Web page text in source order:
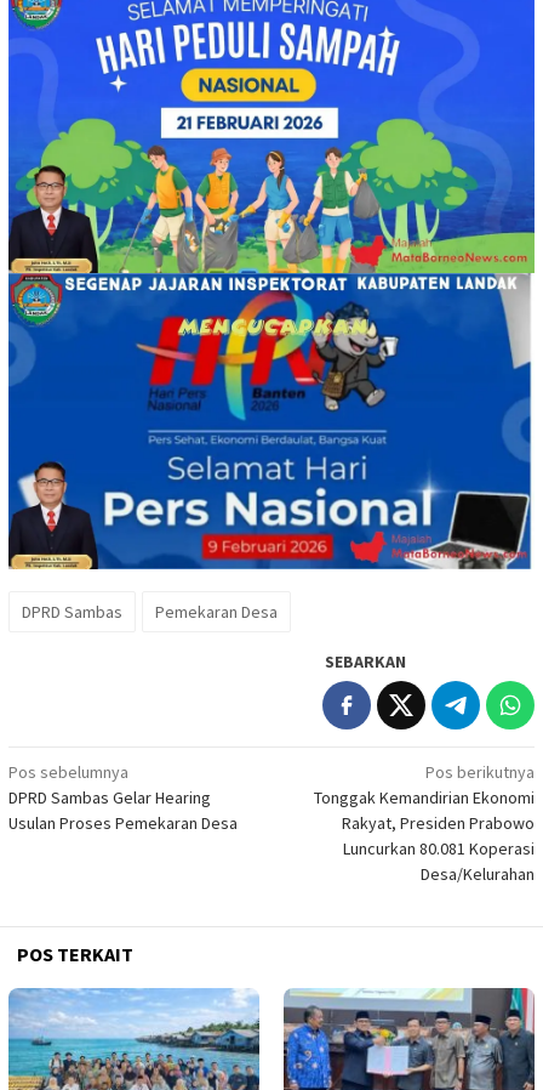
DPRD Sambas Pemekaran Desa
SEBARKAN
Navigasi
pos
Pos sebelumnya
DPRD Sambas Gelar Hearing
Usulan Proses Pemekaran Desa
Pos berikutnya
Tonggak Kemandirian Ekonomi
Rakyat, Presiden Prabowo
Luncurkan 80.081 Koperasi
Desa/Kelurahan
POS TERKAIT